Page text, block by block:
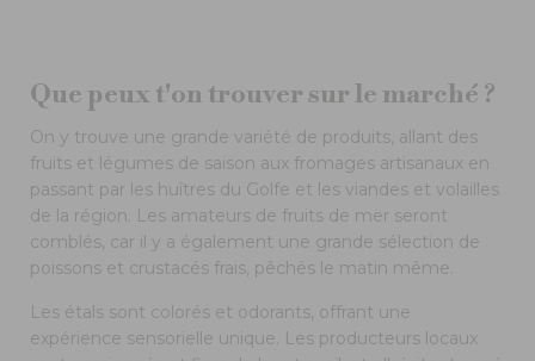
Que peux t'on trouver sur le marché ?
On y trouve une grande variété de produits, allant des
fruits et légumes de saison aux fromages artisanaux en
passant par les huîtres du Golfe et les viandes et volailles
de la région. Les amateurs de fruits de mer seront
comblés, car il y a également une grande sélection de
poissons et crustacés frais, pêchés le matin même.
Les étals sont colorés et odorants, offrant une
expérience sensorielle unique. Les producteurs locaux